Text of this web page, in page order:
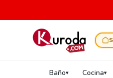
Baño Cocina